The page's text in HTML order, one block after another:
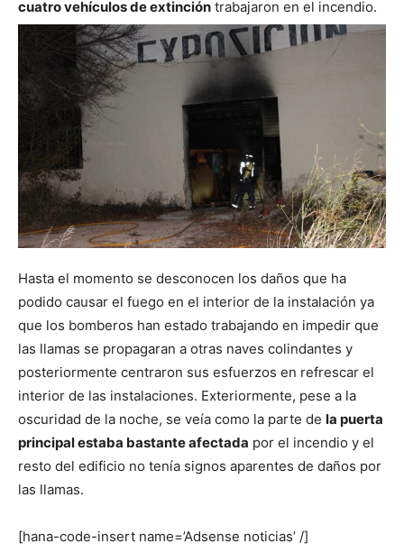
cuatro vehículos de extinción trabajaron en el incendio.
Hasta el momento se desconocen los daños que ha
podido causar el fuego en el interior de la instalación ya
que los bomberos han estado trabajando en impedir que
las llamas se propagaran a otras naves colindantes y
posteriormente centraron sus esfuerzos en refrescar el
interior de las instalaciones. Exteriormente, pese a la
oscuridad de la noche, se veía como la parte de la puerta
principal estaba bastante afectada por el incendio y el
resto del edificio no tenía signos aparentes de daños por
las llamas.
[hana-code-insert name=’Adsense noticias’ /]